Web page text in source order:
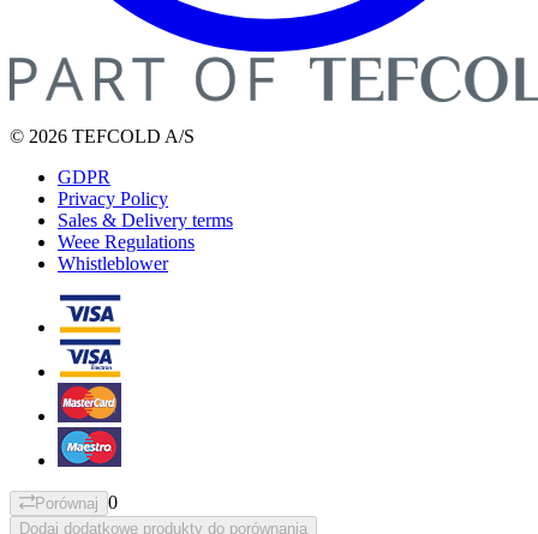
© 2026 TEFCOLD A/S
GDPR
Privacy Policy
Sales & Delivery terms
Weee Regulations
Whistleblower
Porównaj 0
Dodaj dodatkowe produkty do porównania